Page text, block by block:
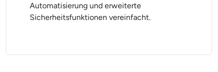
Automatisierung und erweiterte
Sicherheitsfunktionen vereinfacht.